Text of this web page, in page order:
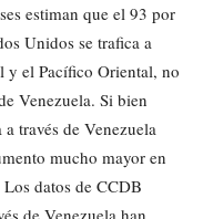
estiman que el 93 por
Unidos se trafica a
y el Pacífico Oriental, no
Venezuela. Si bien
través de Venezuela
mucho mayor en
datos de CCDB
de Venezuela han